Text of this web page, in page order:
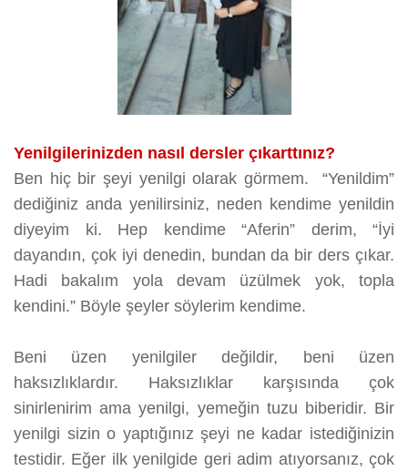
Yenilgilerinizden nasıl dersler çıkarttınız?
Ben hiç bir şeyi yenilgi olarak görmem. “Yenildim”
dediğiniz anda yenilirsiniz, neden kendime yenildin
diyeyim ki. Hep kendime “Aferin” derim, “İyi
dayandın, çok iyi denedin, bundan da bir ders çıkar.
Hadi bakalım yola devam üzülmek yok, topla
kendini.” Böyle şeyler söylerim kendime.
Beni üzen yenilgiler değildir, beni üzen
haksızlıklardır. Haksızlıklar karşısında çok
sinirlenirim ama yenilgi, yemeğin tuzu biberidir. Bir
yenilgi sizin o yaptığınız şeyi ne kadar istediğinizin
testidir. Eğer ilk yenilgide geri adim atıyorsanız, çok